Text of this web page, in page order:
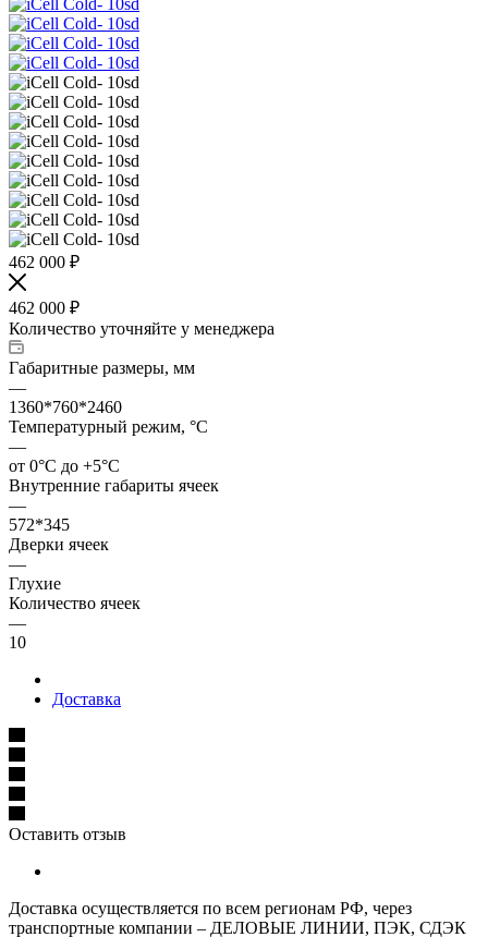
462 000 ₽
462 000 ₽
Количество уточняйте у менеджера
Габаритные размеры, мм
—
1360*760*2460
Температурный режим, °С
—
от 0°С до +5°С
Внутренние габариты ячеек
—
572*345
Дверки ячеек
—
Глухие
Количество ячеек
—
10
Доставка
Оставить отзыв
Доставка осуществляется по всем регионам РФ, через
транспортные компании – ДЕЛОВЫЕ ЛИНИИ, ПЭК, СДЭК